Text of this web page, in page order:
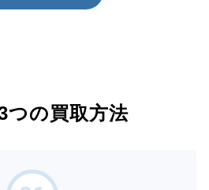
つの買取方法